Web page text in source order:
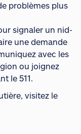
problèmes plus
signaler un nid-
une demande
avec les
ou joignez
le 511.
visitez le